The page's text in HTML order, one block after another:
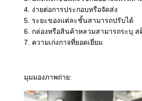
4. ง่ายต่อการประกอบหรือจัดส่ง
5. ระยะของแต่ละชั้นสามารถปรับได้
6. กล่องหรือสินค้าหลวมสามารถระบุ ส
7. ความเก่งกาจที่ยอดเยี่ยม
มุมมองภาพถ่าย: